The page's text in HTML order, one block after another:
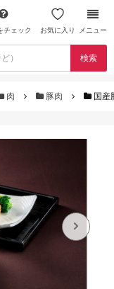
チェック お気に入り メニュー
検索
肉 豚肉 国産